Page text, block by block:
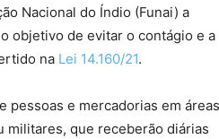
Nacional do Índio (Funai) a
objetivo de evitar o contágio e a
na Lei 14.160/21.
pessoas e mercadorias em áreas
militares, que receberão diárias